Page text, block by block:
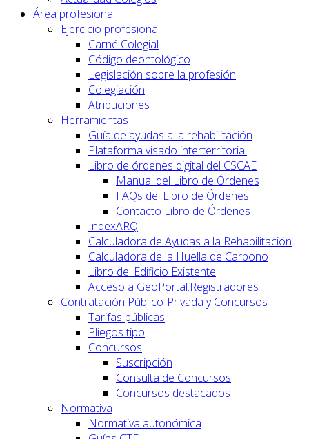
Área profesional
Ejercicio profesional
Carné Colegial
Código deontológico
Legislación sobre la profesión
Colegiación
Atribuciones
Herramientas
Guía de ayudas a la rehabilitación
Plataforma visado interterritorial
Libro de órdenes digital del CSCAE
Manual del Libro de Órdenes
FAQs del Libro de Órdenes
Contacto Libro de Órdenes
IndexARQ
Calculadora de Ayudas a la Rehabilitación
Calculadora de la Huella de Carbono
Libro del Edificio Existente
Acceso a GeoPortal.Registradores
Contratación Público-Privada y Concursos
Tarifas públicas
Pliegos tipo
Concursos
Suscripción
Consulta de Concursos
Concursos destacados
Normativa
Normativa autonómica